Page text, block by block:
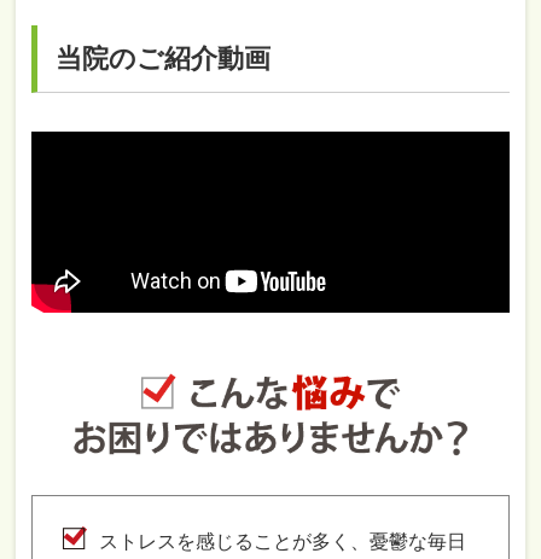
当院のご紹介動画
ストレスを感じることが多く、憂鬱な毎日